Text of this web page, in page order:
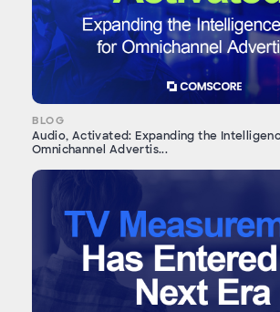
BLOG
Audio, Activated: Expanding the
Omnichannel Advertis...